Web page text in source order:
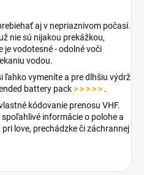
aj v nepriaznivom počasí.
nie sú nijakou prekážkou,
je vodotesné - odolné voči
vodou.
ľahko vymeníte a pre dlhšiu výdrž
battery pack> > > > > .
kódovanie prenosu VHF.
informácie o polohe a
love, prechádzke či záchrannej